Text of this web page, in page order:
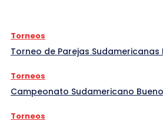
Torneos
Torneo de Parejas
Torneos
Campeonato Sudamericano
Torneos